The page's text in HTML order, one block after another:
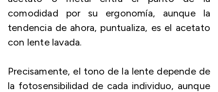
comodidad por su ergonomía, aunque la
tendencia de ahora, puntualiza, es el acetato
con lente lavada.
Precisamente, el tono de la lente depende de
la fotosensibilidad de cada individuo, aunque